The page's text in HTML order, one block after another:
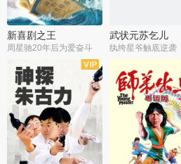
新喜剧之王
周星驰20年后为爱奋斗
武状元苏乞儿
纨绔星爷触底逆袭